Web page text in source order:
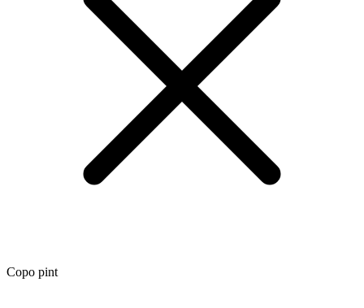
Copo pint